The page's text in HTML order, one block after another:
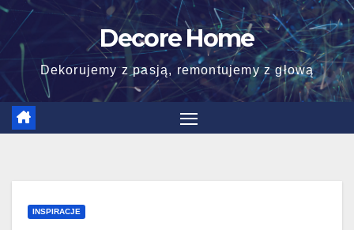
Skip
content
Decore Home
Dekorujemy z pasją, remontujemy z głową
INSPIRACJE